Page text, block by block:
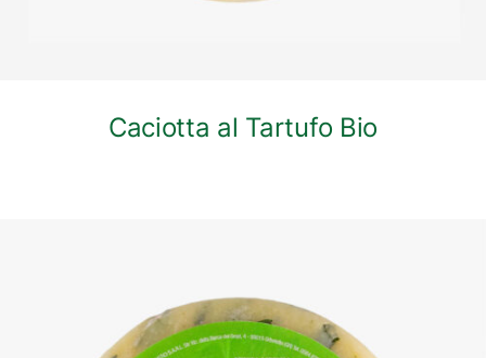
Caciotta al Tartufo Bio